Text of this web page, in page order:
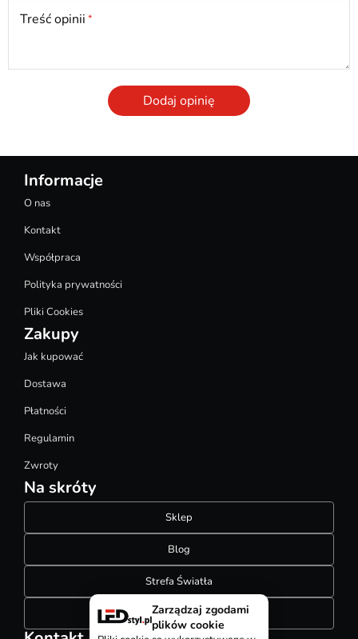
Treść opinii
Dodaj opinię
Informacje
O nas
Kontakt
Współpraca
Polityka prywatności
Pliki Cookies
Zakupy
Jak kupować
Dostawa
Płatności
Regulamin
Zwroty
Na skróty
Sklep
Blog
Strefa Światła
Konfigurator szynoprzewodów
Zarządzaj zgodami
plików cookie